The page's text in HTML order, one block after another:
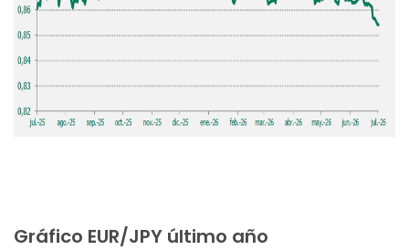
Gráfico EUR/JPY último año